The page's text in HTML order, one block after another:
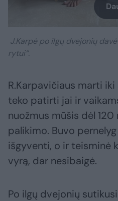
J.Karpė po ilgų dvejonių
rytui“.
R.Karpavičiaus marti
teko patirti jai ir
nuožmus mūšis dėl
palikimo. Buvo
išgyventi, o ir teisminė
vyrą, dar nesibaigė.
Po ilgų dvejonių